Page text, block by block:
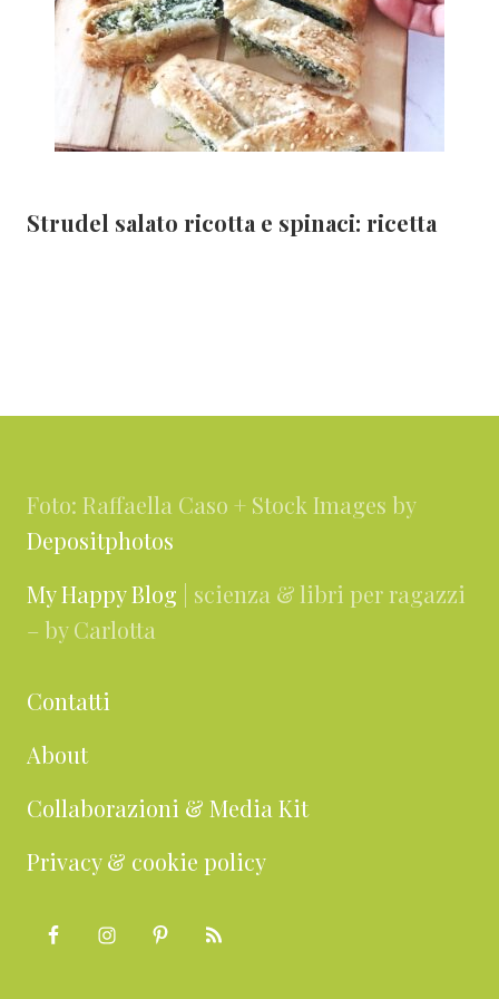
Strudel salato ricotta e spinaci: ricetta
Foto: Raffaella Caso + Stock Images by
Depositphotos
My Happy Blog | scienza & libri per ragazzi
– by Carlotta
Contatti
About
Collaborazioni & Media Kit
Privacy & cookie policy